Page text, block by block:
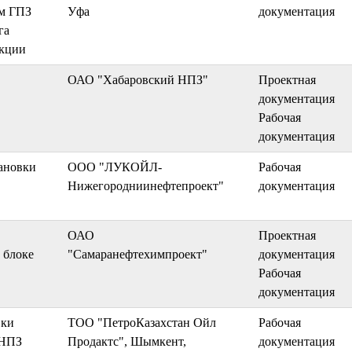
ГПЗ
Уфа документация
ОАО "Хабаровский НПЗ"
Проектная
документация
Рабочая
документация
ООО "ЛУКОЙЛ-
Нижегородниинефтепроект"
Рабочая
документация
ОАО
"Самаранефтехимпроект"
Проектная
документация
Рабочая
документация
ТОО "ПетроКазахстан Ойл
Продактс", Шымкент,
Рабочая
документация